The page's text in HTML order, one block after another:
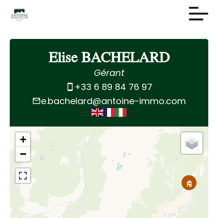
Elise BACHELARD
Gérant
+33 6 89 84 76 97
e.bachelard@antoine-immo.com
+
−